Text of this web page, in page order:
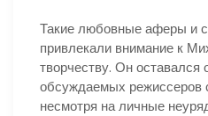
Такие любовные аферы и
привлекали внимание к
творчеству. Он
обсуждаемых режиссеров
несмотря на личные